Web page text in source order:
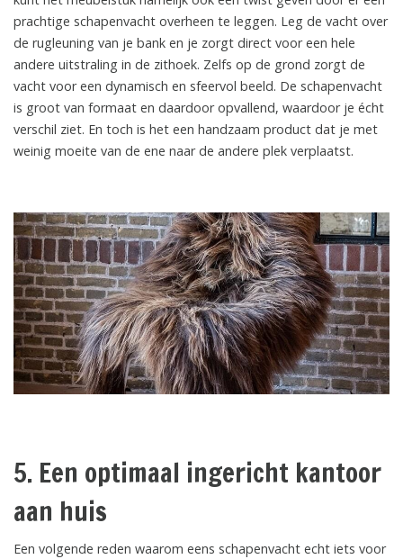
prachtige schapenvacht overheen te leggen. Leg de vacht over
de rugleuning van je bank en je zorgt direct voor een hele
andere uitstraling in de zithoek. Zelfs op de grond zorgt de
vacht voor een dynamisch en sfeervol beeld. De schapenvacht
is groot van formaat en daardoor opvallend, waardoor je écht
verschil ziet. En toch is het een handzaam product dat je met
weinig moeite van de ene naar de andere plek verplaatst.
5. Een optimaal ingericht kantoor
aan huis
Een volgende reden waarom eens schapenvacht echt iets voor